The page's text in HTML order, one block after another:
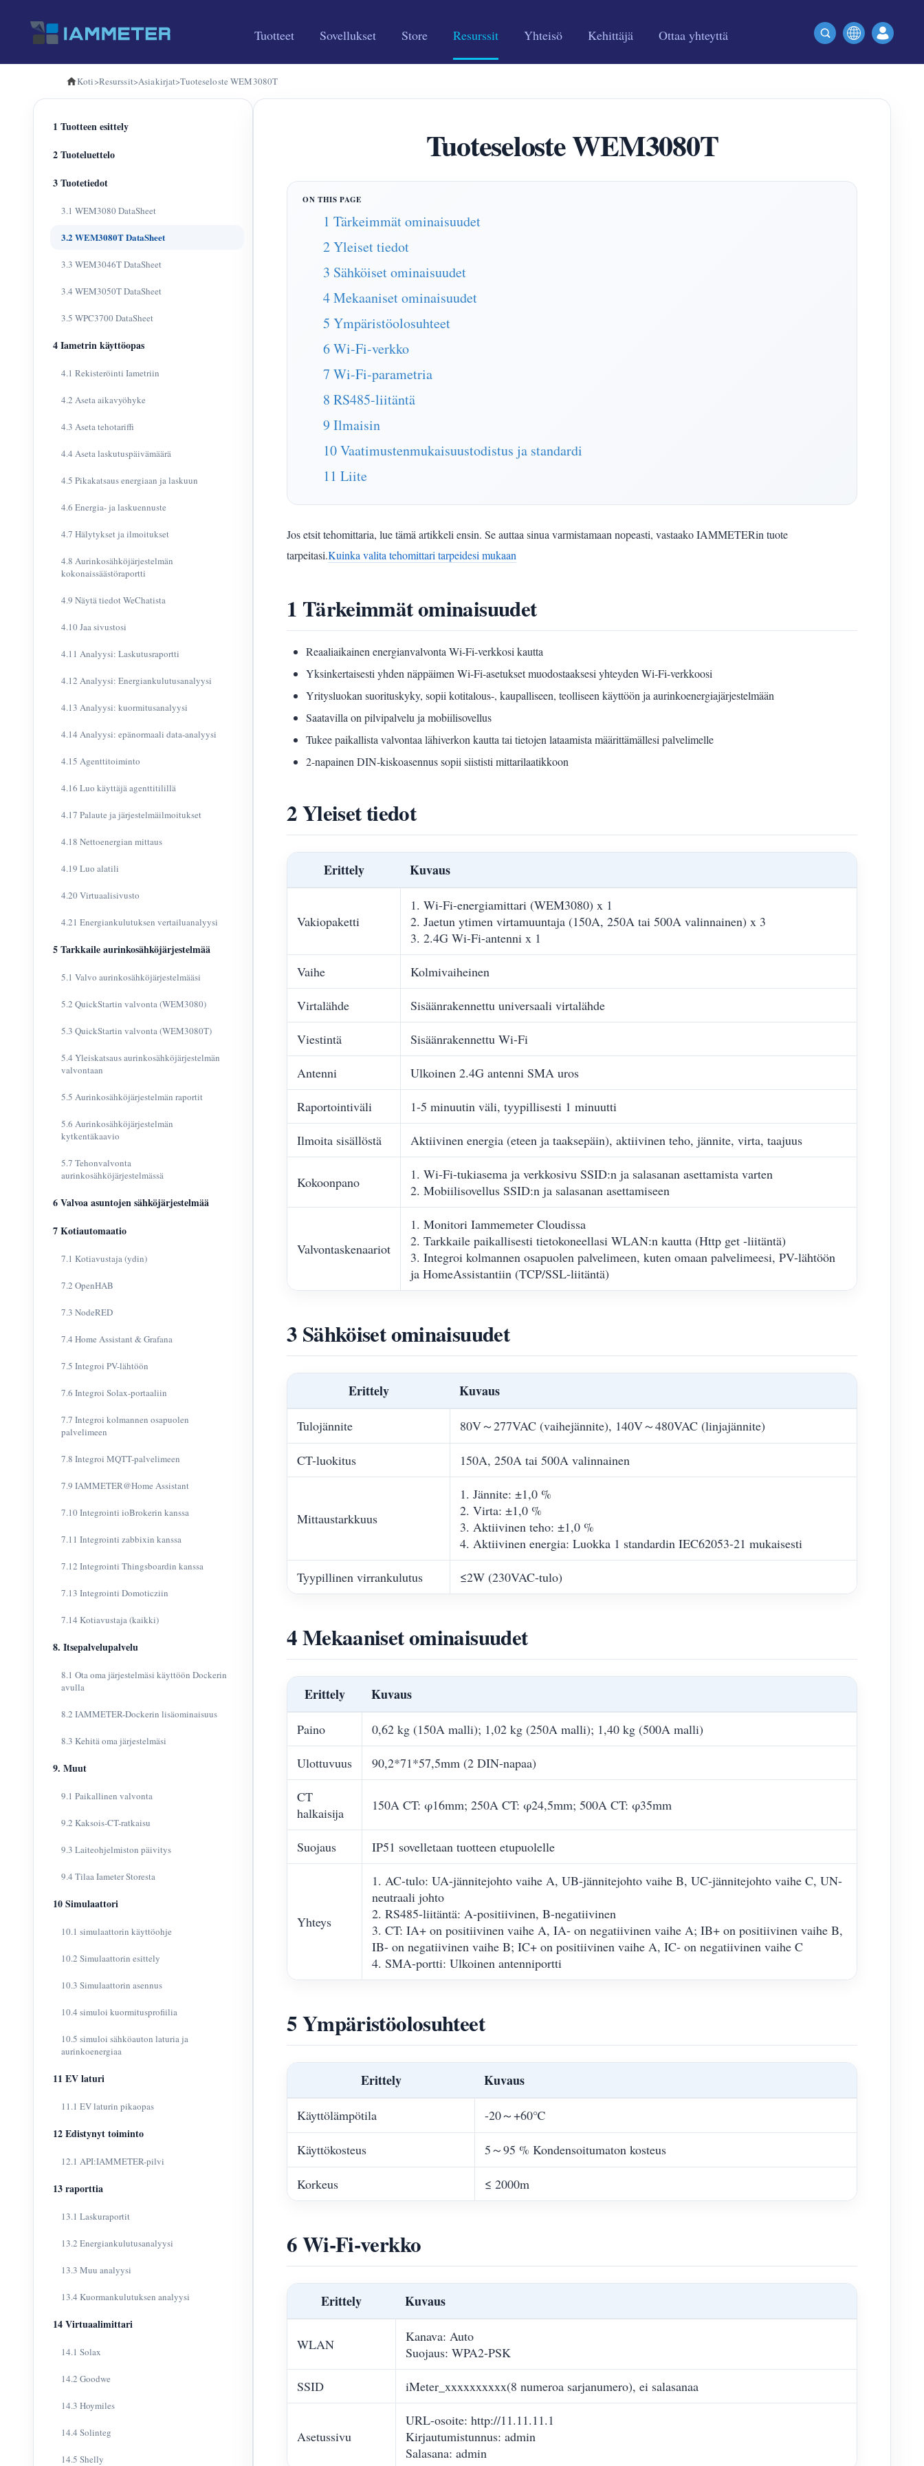
Tuotteet Sovellukset Store Resurssit Yhteisö Kehittäjä Ottaa yhteyttä
Koti>Resurssit>Asiakirjat>Tuoteseloste WEM3080T
1 Tuotteen esittely
2 Tuoteluettelo
3 Tuotetiedot
3.1 WEM3080 DataSheet
3.2 WEM3080T DataSheet
3.3 WEM3046T DataSheet
3.4 WEM3050T DataSheet
3.5 WPC3700 DataSheet
4 Iametrin käyttöopas
4.1 Rekisteröinti Iametriin
4.2 Aseta aikavyöhyke
4.3 Aseta tehotariffi
4.4 Aseta laskutuspäivämäärä
4.5 Pikakatsaus energiaan ja laskuun
4.6 Energia- ja laskuennuste
4.7 Hälytykset ja ilmoitukset
4.8 Aurinkosähköjärjestelmän
kokonaissäästöraportti
4.9 Näytä tiedot WeChatista
4.10 Jaa sivustosi
4.11 Analyysi: Laskutusraportti
4.12 Analyysi: Energiankulutusanalyysi
4.13 Analyysi: kuormitusanalyysi
4.14 Analyysi: epänormaali data-analyysi
4.15 Agenttitoiminto
4.16 Luo käyttäjä agenttitilillä
4.17 Palaute ja järjestelmäilmoitukset
4.18 Nettoenergian mittaus
4.19 Luo alatili
4.20 Virtuaalisivusto
4.21 Energiankulutuksen vertailuanalyysi
5 Tarkkaile aurinkosähköjärjestelmää
5.1 Valvo aurinkosähköjärjestelmääsi
5.2 QuickStartin valvonta (WEM3080)
5.3 QuickStartin valvonta (WEM3080T)
5.4 Yleiskatsaus aurinkosähköjärjestelmän
valvontaan
5.5 Aurinkosähköjärjestelmän raportit
5.6 Aurinkosähköjärjestelmän
kytkentäkaavio
5.7 Tehonvalvonta
aurinkosähköjärjestelmässä
6 Valvoa asuntojen sähköjärjestelmää
7 Kotiautomaatio
7.1 Kotiavustaja (ydin)
7.2 OpenHAB
7.3 NodeRED
7.4 Home Assistant & Grafana
7.5 Integroi PV-lähtöön
7.6 Integroi Solax-portaaliin
7.7 Integroi kolmannen osapuolen
palvelimeen
7.8 Integroi MQTT-palvelimeen
7.9 IAMMETER@Home Assistant
7.10 Integrointi ioBrokerin kanssa
7.11 Integrointi zabbixin kanssa
7.12 Integrointi Thingsboardin kanssa
7.13 Integrointi Domoticziin
7.14 Kotiavustaja (kaikki)
8. Itsepalvelupalvelu
8.1 Ota oma järjestelmäsi käyttöön Dockerin
avulla
8.2 IAMMETER-Dockerin lisäominaisuus
8.3 Kehitä oma järjestelmäsi
9. Muut
9.1 Paikallinen valvonta
9.2 Kaksois-CT-ratkaisu
9.3 Laiteohjelmiston päivitys
9.4 Tilaa Iameter Storesta
10 Simulaattori
10.1 simulaattorin käyttöohje
10.2 Simulaattorin esittely
10.3 Simulaattorin asennus
10.4 simuloi kuormitusprofiilia
10.5 simuloi sähköauton laturia ja
aurinkoenergiaa
11 EV laturi
11.1 EV laturin pikaopas
12 Edistynyt toiminto
12.1 API:IAMMETER-pilvi
13 raporttia
13.1 Laskuraportit
13.2 Energiankulutusanalyysi
13.3 Muu analyysi
13.4 Kuormankulutuksen analyysi
14 Virtuaalimittari
14.1 Solax
14.2 Goodwe
14.3 Hoymiles
14.4 Solinteg
14.5 Shelly
Tuoteseloste WEM3080T
1 Tärkeimmät ominaisuudet
2 Yleiset tiedot
3 Sähköiset ominaisuudet
4 Mekaaniset ominaisuudet
5 Ympäristöolosuhteet
6 Wi-Fi-verkko
7 Wi-Fi-parametria
8 RS485-liitäntä
9 Ilmaisin
10 Vaatimustenmukaisuustodistus ja standardi
11 Liite
Jos etsit tehomittaria, lue tämä artikkeli ensin. Se auttaa sinua varmistamaan nopeasti, vastaako IAMMETERin tuote
tarpeitasi.Kuinka valita tehomittari tarpeidesi mukaan
1 Tärkeimmät ominaisuudet
Reaaliaikainen energianvalvonta Wi-Fi-verkkosi kautta
Yksinkertaisesti yhden näppäimen Wi-Fi-asetukset muodostaaksesi yhteyden Wi-Fi-verkkoosi
Yritysluokan suorituskyky, sopii kotitalous-, kaupalliseen, teolliseen käyttöön ja aurinkoenergiajärjestelmään
Saatavilla on pilvipalvelu ja mobiilisovellus
Tukee paikallista valvontaa lähiverkon kautta tai tietojen lataamista määrittämällesi palvelimelle
2-napainen DIN-kiskoasennus sopii siististi mittarilaatikkoon
2 Yleiset tiedot
Erittely Kuvaus
Vakiopaketti
1. Wi-Fi-energiamittari (WEM3080) x 1
2. Jaetun ytimen virtamuuntaja (150A, 250A tai 500A valinnainen) x 3
3. 2.4G Wi-Fi-antenni x 1
Vaihe Kolmivaiheinen
Virtalähde Sisäänrakennettu universaali virtalähde
Viestintä Sisäänrakennettu Wi-Fi
Antenni Ulkoinen 2.4G antenni SMA uros
Raportointiväli 1-5 minuutin väli, tyypillisesti 1 minuutti
Ilmoita sisällöstä Aktiivinen energia (eteen ja taaksepäin), aktiivinen teho, jännite, virta, taajuus
Kokoonpano
1. Wi-Fi-tukiasema ja verkkosivu SSID:n ja salasanan asettamista varten
2. Mobiilisovellus SSID:n ja salasanan asettamiseen
Valvontaskenaariot
1. Monitori Iammemeter Cloudissa
2. Tarkkaile paikallisesti tietokoneellasi WLAN:n kautta (Http get -liitäntä)
3. Integroi kolmannen osapuolen palvelimeen, kuten omaan palvelimeesi, PV-lähtöön
ja HomeAssistantiin (TCP/SSL-liitäntä)
3 Sähköiset ominaisuudet
Erittely Kuvaus
Tulojännite 80V～277VAC (vaihejännite), 140V～480VAC (linjajännite)
CT-luokitus 150A, 250A tai 500A valinnainen
Mittaustarkkuus
1. Jännite: ±1,0 %
2. Virta: ±1,0 %
3. Aktiivinen teho: ±1,0 %
4. Aktiivinen energia: Luokka 1 standardin IEC62053-21 mukaisesti
Tyypillinen virrankulutus ≤2W (230VAC-tulo)
4 Mekaaniset ominaisuudet
Erittely Kuvaus
Paino 0,62 kg (150A malli); 1,02 kg (250A malli); 1,40 kg (500A malli)
Ulottuvuus 90,2*71*57,5mm (2 DIN-napaa)
CT
halkaisija
150A CT: φ16mm; 250A CT: φ24,5mm; 500A CT: φ35mm
Suojaus IP51 sovelletaan tuotteen etupuolelle
Yhteys
1. AC-tulo: UA-jännitejohto vaihe A, UB-jännitejohto vaihe B, UC-jännitejohto vaihe C, UN-
neutraali johto
2. RS485-liitäntä: A-positiivinen, B-negatiivinen
3. CT: IA+ on positiivinen vaihe A, IA- on negatiivinen vaihe A; IB+ on positiivinen vaihe B,
IB- on negatiivinen vaihe B; IC+ on positiivinen vaihe A, IC- on negatiivinen vaihe C
4. SMA-portti: Ulkoinen antenniportti
5 Ympäristöolosuhteet
Erittely Kuvaus
Käyttölämpötila -20～+60℃
Käyttökosteus 5～95 % Kondensoitumaton kosteus
Korkeus ≤ 2000m
6 Wi-Fi-verkko
Erittely Kuvaus
WLAN
Kanava: Auto
Suojaus: WPA2-PSK
SSID iMeter_xxxxxxxxxx(8 numeroa sarjanumero), ei salasanaa
Asetussivu
URL-osoite: http://11.11.11.1
Kirjautumistunnus: admin
Salasana: admin